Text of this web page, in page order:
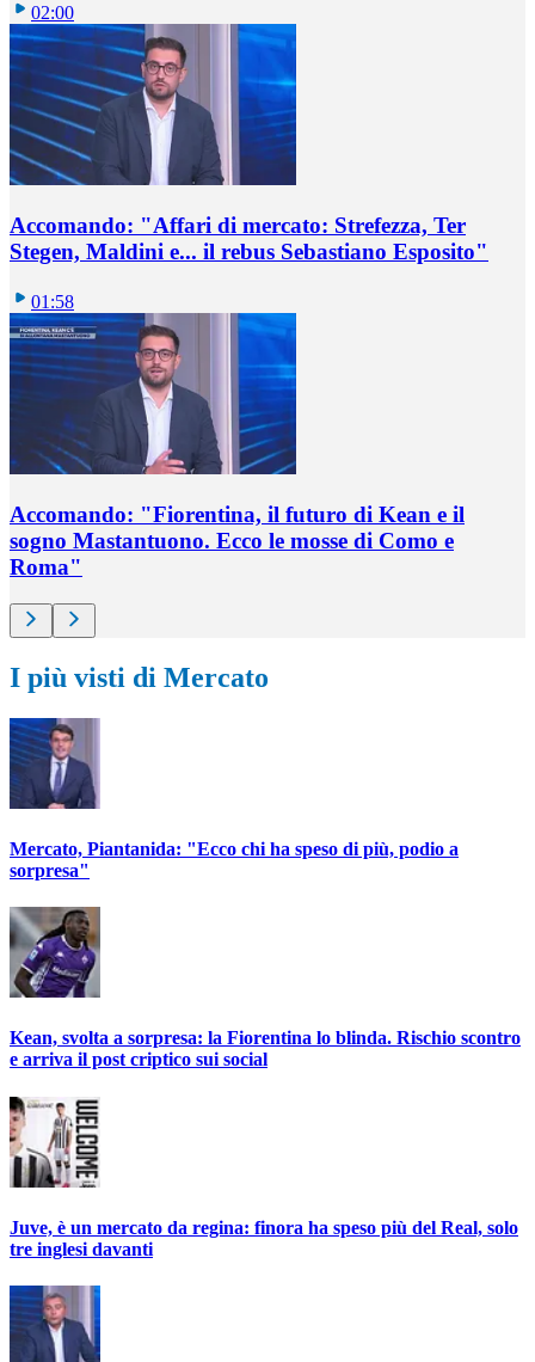
02:00
Accomando: "Affari di mercato: Strefezza, Ter
Stegen, Maldini e... il rebus Sebastiano Esposito"
01:58
Accomando: "Fiorentina, il futuro di Kean e il
sogno Mastantuono. Ecco le mosse di Como e
Roma"
I più visti di Mercato
Mercato, Piantanida: "Ecco chi ha speso di più, podio a
sorpresa"
Kean, svolta a sorpresa: la Fiorentina lo blinda. Rischio scontro
e arriva il post criptico sui social
Juve, è un mercato da regina: finora ha speso più del Real, solo
tre inglesi davanti